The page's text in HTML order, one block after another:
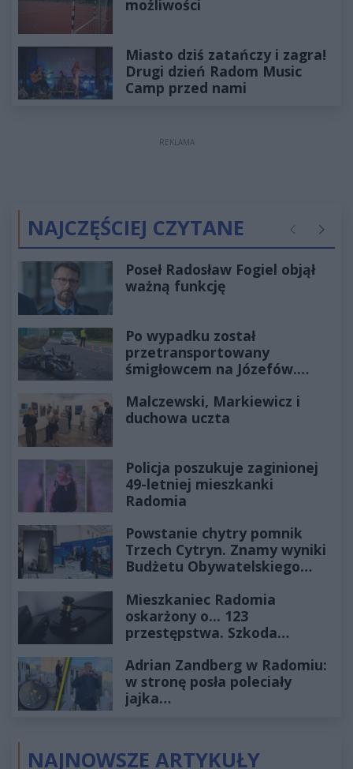
możliwości
Miasto dziś zatańczy i zagra!
Drugi dzień Radom Music
Camp przed nami
REKLAMA
NAJCZĘŚCIEJ CZYTANE Poprzednie
Poseł Radosław Fogiel objął
ważną funkcję
Po wypadku został
przetransportowany
śmigłowcem na Józefów.
Malczewski, Markiewicz i
duchowa uczta
Policja poszukuje zaginionej
49-letniej mieszkanki
Radomia
Powstanie chytry pomnik
Trzech Cytryn. Znamy wyniki
Budżetu Obywatelskiego
Mieszkaniec Radomia
oskarżony o... 123
przestępstwa. Szkoda
złotych
Adrian Zandberg w Radomiu:
w stronę posła poleciały
jajka…
NAJNOWSZE ARTYKUŁY